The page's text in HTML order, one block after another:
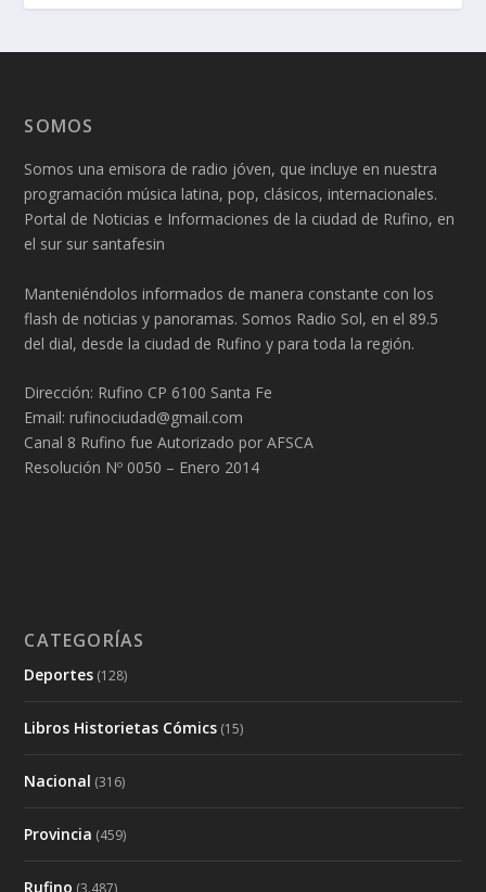
SOMOS
Somos una emisora de radio jóven, que incluye en nuestra
programación música latina, pop, clásicos, internacionales.
Portal de Noticias e Informaciones de la ciudad de Rufino, en
el sur sur santafesin
Manteniéndolos informados de manera constante con los
flash de noticias y panoramas. Somos Radio Sol, en el 89.5
del dial, desde la ciudad de Rufino y para toda la región.
Dirección: Rufino CP 6100 Santa Fe
Email: rufinociudad@gmail.com
Canal 8 Rufino fue Autorizado por AFSCA
Resolución Nº 0050 – Enero 2014
CATEGORÍAS
Deportes (128)
Libros Historietas Cómics (15)
Nacional (316)
Provincia (459)
Rufino